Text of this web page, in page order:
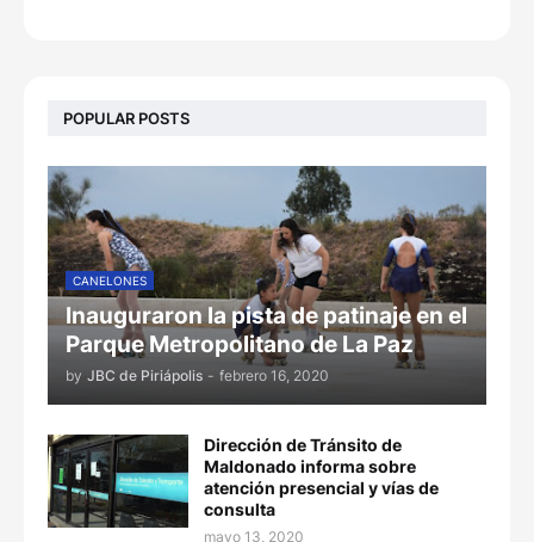
POPULAR POSTS
CANELONES
Inauguraron la pista de patinaje en el
Parque Metropolitano de La Paz
by JBC de Piriápolis - febrero 16, 2020
Dirección de Tránsito de
Maldonado informa sobre
atención presencial y vías de
consulta
mayo 13, 2020